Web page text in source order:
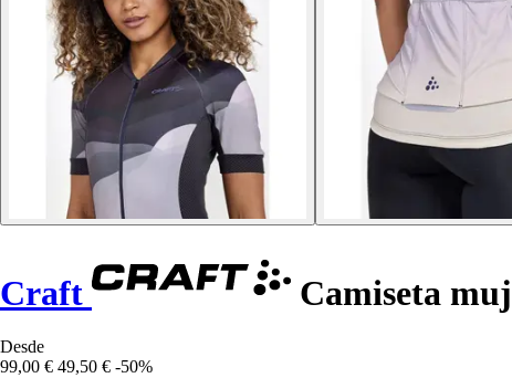
Craft Camiseta
Desde
99,00 € 49,50 € -50%